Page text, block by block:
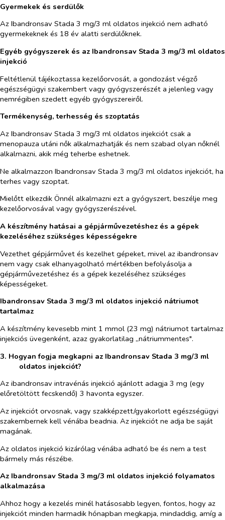
Gyermekek és serdülők
Az Ibandronsav Stada 3 mg/3 ml oldatos injekció nem adható
gyermekeknek és 18 év alatti serdülőknek.
Egyéb gyógyszerek és az Ibandronsav Stada 3 mg/3 ml oldatos
injekció
Feltétlenül tájékoztassa kezelőorvosát, a gondozást végző
egészségügyi szakembert vagy gyógyszerészét a jelenleg vagy
nemrégiben szedett egyéb gyógyszereiről.
Termékenység, terhesség és szoptatás
Az Ibandronsav Stada 3 mg/3 ml oldatos injekciót csak a
menopauza utáni nők alkalmazhatják és nem szabad olyan nőknél
alkalmazni, akik még teherbe eshetnek.
Ne alkalmazzon Ibandronsav Stada 3 mg/3 ml oldatos injekciót, ha
terhes vagy szoptat.
Mielőtt elkezdik Önnél alkalmazni ezt a gyógyszert, beszélje meg
kezelőorvosával vagy gyógyszerészével.
A készítmény hatásai a gépjárművezetéshez és a gépek
kezeléséhez szükséges képességekre
Vezethet gépjárművet és kezelhet gépeket, mivel az ibandronsav
nem vagy csak elhanyagolható mértékben befolyásolja a
gépjárművezetéshez és a gépek kezeléséhez szükséges
képességeket.
Ibandronsav Stada 3 mg/3 ml oldatos injekció nátriumot
tartalmaz
A készítmény kevesebb mint 1 mmol (23 mg) nátriumot tartalmaz
injekciós üvegenként, azaz gyakorlatilag „nátriummentes".
3. Hogyan fogja megkapni az Ibandronsav Stada 3 mg/3 ml
oldatos injekciót?
Az ibandronsav intravénás injekció ajánlott adagja 3 mg (egy
előretöltött fecskendő) 3 havonta egyszer.
Az injekciót orvosnak, vagy szakképzett/gyakorlott egészségügyi
szakembernek kell vénába beadnia. Az injekciót ne adja be saját
magának.
Az oldatos injekció kizárólag vénába adható be és nem a test
bármely más részébe.
Az Ibandronsav Stada 3 mg/3 ml oldatos injekció folyamatos
alkalmazása
Ahhoz hogy a kezelés minél hatásosabb legyen, fontos, hogy az
injekciót minden harmadik hónapban megkapja, mindaddig, amíg a